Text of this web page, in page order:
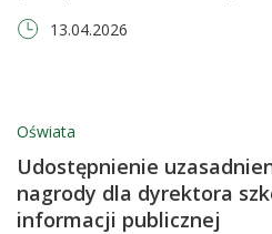
13.04.2026
Oświata
Udostępnienie
nagrody dla dyrektora
informacji publicznej